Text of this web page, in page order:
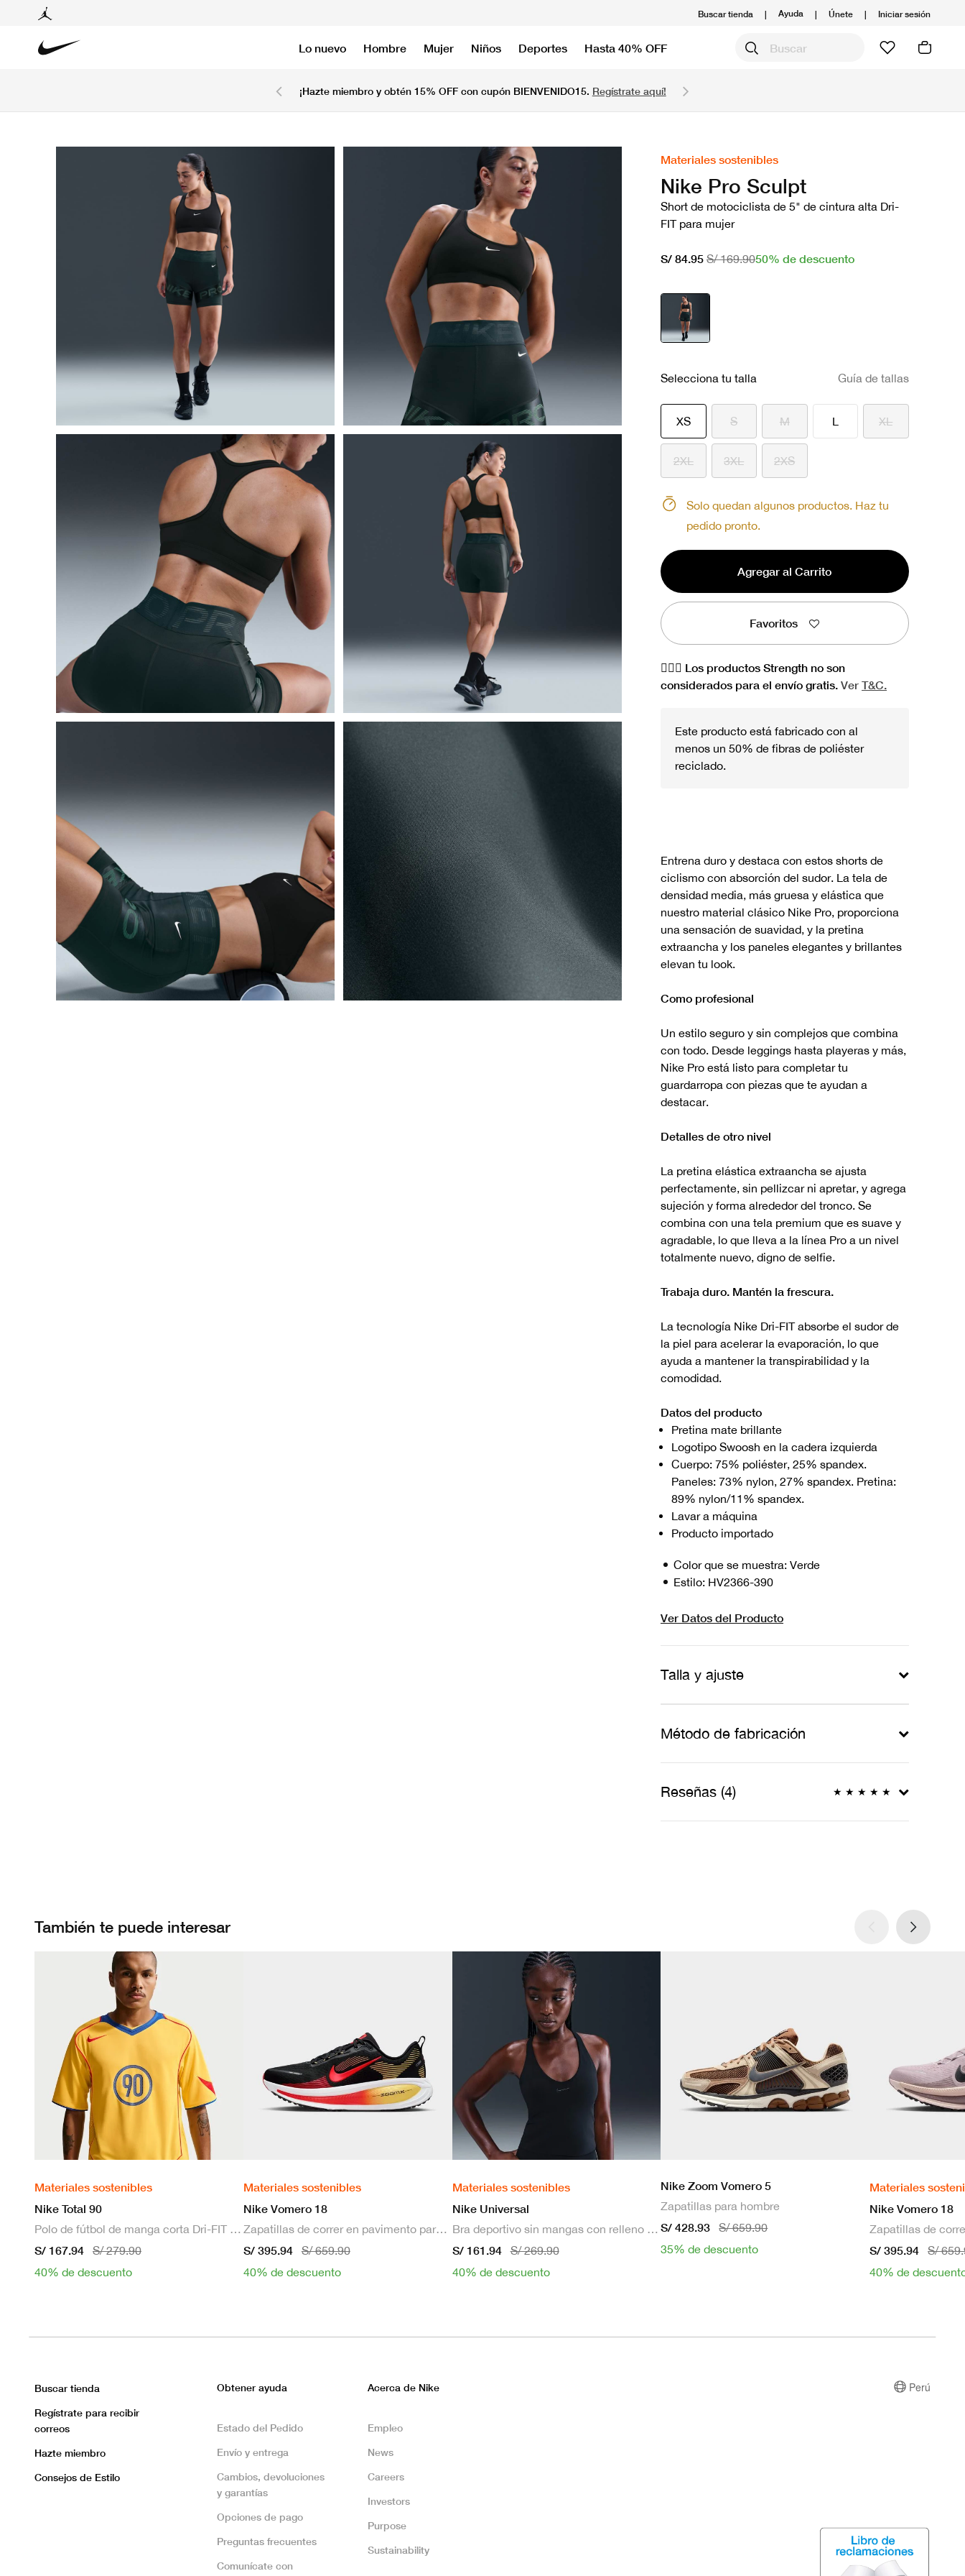
Buscar tienda | Ayuda | Únete | Iniciar sesión
Lo nuevo Hombre Mujer Niños Deportes Hasta 40% OFF
¡Hazte miembro y obtén 15% OFF con cupón BIENVENIDO15. Regístrate aquí!
Materiales sostenibles
Nike Pro Sculpt
Short de motociclista de 5" de cintura alta Dri-
FIT para mujer
S/ 84.95 S/ 169.9050% de descuento
Selecciona tu talla Guía de tallas
XSseleccionado
S M L XL
2XL 3XL 2XS
Solo quedan algunos productos. Haz tu
pedido pronto.
Agregar al Carrito
Favoritos
🏋🏻‍♀️ Los productos Strength no son
considerados para el envío gratis. Ver T&C.
Este producto está fabricado con al
menos un 50% de fibras de poliéster
reciclado.
Entrena duro y destaca con estos shorts de
ciclismo con absorción del sudor. La tela de
densidad media, más gruesa y elástica que
nuestro material clásico Nike Pro, proporciona
una sensación de suavidad, y la pretina
extraancha y los paneles elegantes y brillantes
elevan tu look.
Como profesional
Un estilo seguro y sin complejos que combina
con todo. Desde leggings hasta playeras y más,
Nike Pro está listo para completar tu
guardarropa con piezas que te ayudan a
destacar.
Detalles de otro nivel
La pretina elástica extraancha se ajusta
perfectamente, sin pellizcar ni apretar, y agrega
sujeción y forma alrededor del tronco. Se
combina con una tela premium que es suave y
agradable, lo que lleva a la línea Pro a un nivel
totalmente nuevo, digno de selfie.
Trabaja duro. Mantén la frescura.
La tecnología Nike Dri-FIT absorbe el sudor de
la piel para acelerar la evaporación, lo que
ayuda a mantener la transpirabilidad y la
comodidad.
Datos del producto
Pretina mate brillante
Logotipo Swoosh en la cadera izquierda
Cuerpo: 75% poliéster, 25% spandex.
Paneles: 73% nylon, 27% spandex. Pretina:
89% nylon/11% spandex.
Lavar a máquina
Producto importado
Color que se muestra: Verde
Estilo: HV2366-390
Ver Datos del Producto
Talla y ajuste
Método de fabricación
Reseñas (4) ★ ★ ★ ★ ★
También te puede interesar
Materiales sostenibles
Nike Total 90
Polo de fútbol de manga corta Dri-FIT para hombre
S/ 167.94
S/ 279.90
40% de descuento
Materiales sostenibles
Nike Vomero 18
Zapatillas de correr en pavimento para hombre
S/ 395.94
S/ 659.90
40% de descuento
Materiales sostenibles
Nike Universal
Bra deportivo sin mangas con relleno de sujeción media para mujer
S/ 161.94
S/ 269.90
40% de descuento
Nike Zoom Vomero 5
Zapatillas para hombre
S/ 428.93
S/ 659.90
35% de descuento
Materiales
Nike Vomero 18
S/ 395.94
S/
40% de
Buscar tienda
Regístrate para recibir
correos
Hazte miembro
Consejos de Estilo
Obtener ayuda
Estado del Pedido
Envío y entrega
Cambios, devoluciones
y garantías
Opciones de pago
Preguntas frecuentes
Comunícate con
Acerca de Nike
Empleo
News
Careers
Investors
Purpose
Sustainability
Perú